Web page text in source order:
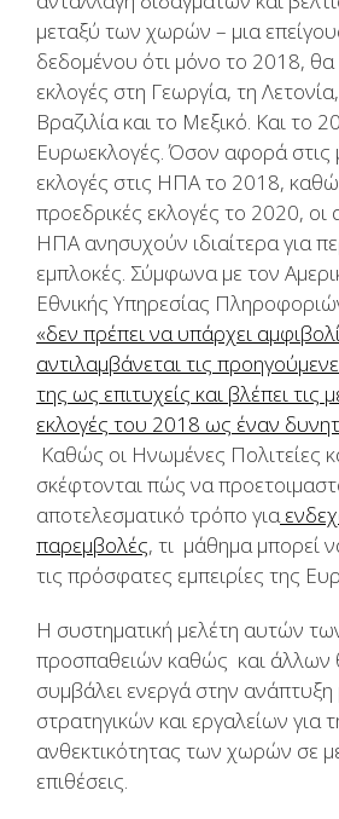
μεταξύ των χωρών – μια
δεδομένου ότι μόνο το 2018, θα
εκλογές στη Γεωργία, τη
Βραζιλία και το Μεξικό. Και το
Ευρωεκλογές. Όσον αφορά στις
εκλογές στις ΗΠΑ το 2018,
προεδρικές εκλογές το 2020, οι
ΗΠΑ ανησυχούν ιδιαίτερα για
εμπλοκές. Σύμφωνα με τον
Εθνικής Υπηρεσίας
«δεν πρέπει να υπάρχει
αντιλαμβάνεται τις
της ως επιτυχείς και βλέπει τις
εκλογές του 2018 ως έναν
Καθώς οι Ηνωμένες Πολιτείες
σκέφτονται πώς να
αποτελεσματικό τρόπο για
παρεμβολές, τι μάθημα μπορεί
τις πρόσφατες εμπειρίες της
Η συστηματική μελέτη αυτών
προσπαθειών καθώς και άλλων
συμβάλει ενεργά στην
στρατηγικών και εργαλείων για
ανθεκτικότητας των χωρών σε
επιθέσεις.